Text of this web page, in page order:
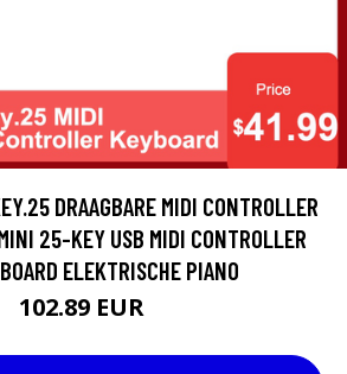
DRAAGBARE MIDI CONTROLLER
25-KEY USB MIDI CONTROLLER
ELEKTRISCHE PIANO
102.89 EUR